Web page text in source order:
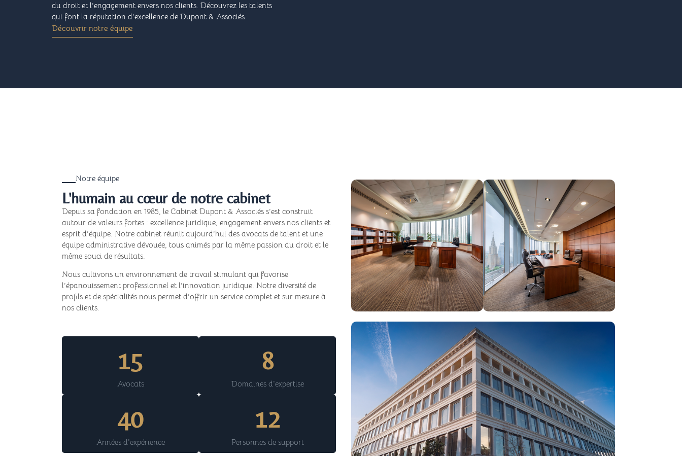
du droit et l’engagement envers nos clients. Découvrez les talents
qui font la réputation d’excellence de Dupont & Associés.
Découvrir notre équipe
Notre équipe
L'humain au cœur de notre cabinet
Depuis sa fondation en 1985, le Cabinet Dupont & Associés s’est construit
autour de valeurs fortes : excellence juridique, engagement envers nos clients et
esprit d’équipe. Notre cabinet réunit aujourd’hui des avocats de talent et une
équipe administrative dévouée, tous animés par la même passion du droit et le
même souci de résultats.
Nous cultivons un environnement de travail stimulant qui favorise
l’épanouissement professionnel et l’innovation juridique. Notre diversité de
profils et de spécialités nous permet d’offrir un service complet et sur mesure à
nos clients.
15
Avocats
8
Domaines d'expertise
40
Années d'expérience
12
Personnes de support